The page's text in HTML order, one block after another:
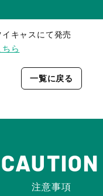
キャスにて発売
ら
一覧に戻る
CAUTION
注意事項